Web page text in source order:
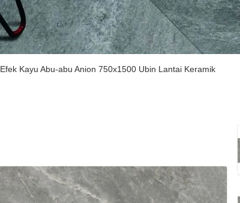
Efek Kayu Abu-abu Anion 750x1500 Ubin Lantai Keramik